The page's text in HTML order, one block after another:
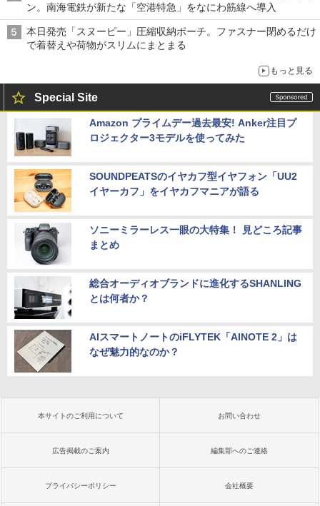
ン。南海電鉄が新たな「空港特急」をなにわ筋線へ導入
本日発売「スヌーピー」圧縮収納ポーチ。ファスナー閉めるだけ
で着替えや荷物がスリムにまとまる
もっと見る
Special Site
Amazon プライムデー過去最安! Anker注目プ
ロジェクター3モデルを使ってみた
SOUNDPEATSのイヤカフ型イヤフォン「UU2
イヤーカフ」をイヤカフマニアが語る
ソニーミラーレス一眼の大特集！ 見どころ記事
まとめ
総合オーディオブランドに進化するSHANLING
とは何者か？
AIスマートノートのiFLYTEK「AINOTE 2」は
なぜ魅力的なのか？
本サイトのご利用について お問い合わせ
広告掲載のご案内 編集部へのご連絡
プライバシーポリシー 会社概要